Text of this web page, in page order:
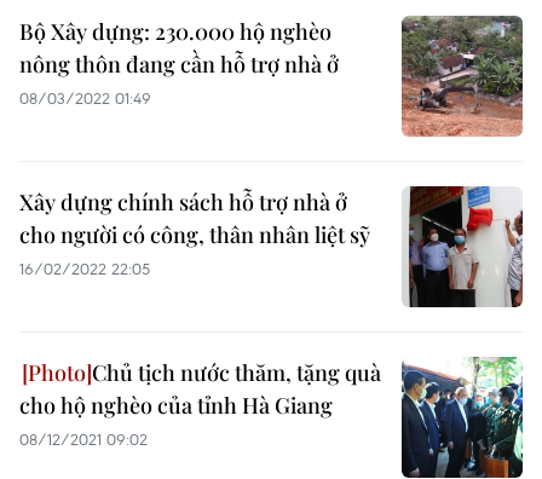
Bộ Xây dựng: 230.000 hộ nghèo
nông thôn đang cần hỗ trợ nhà ở
08/03/2022 01:49
Xây dựng chính sách hỗ trợ nhà ở
cho người có công, thân nhân liệt sỹ
16/02/2022 22:05
Chủ tịch nước thăm, tặng quà
cho hộ nghèo của tỉnh Hà Giang
08/12/2021 09:02